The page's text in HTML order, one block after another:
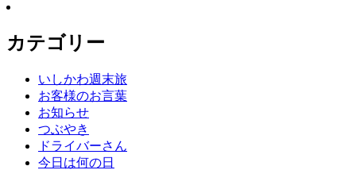
カテゴリー
いしかわ週末旅
お客様のお言葉
お知らせ
つぶやき
ドライバーさん
今日は何の日